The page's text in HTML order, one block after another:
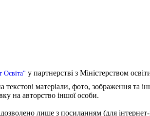
у партнерстві з Міністерством
матеріали, фото, зображення та
на авторство іншої особи.
лише з посиланням (для